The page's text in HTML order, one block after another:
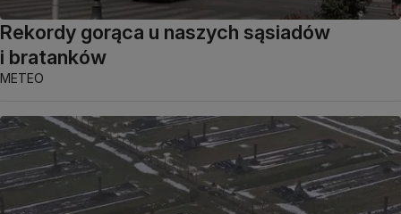
Rekordy gorąca u naszych sąsiadów
i bratanków
METEO